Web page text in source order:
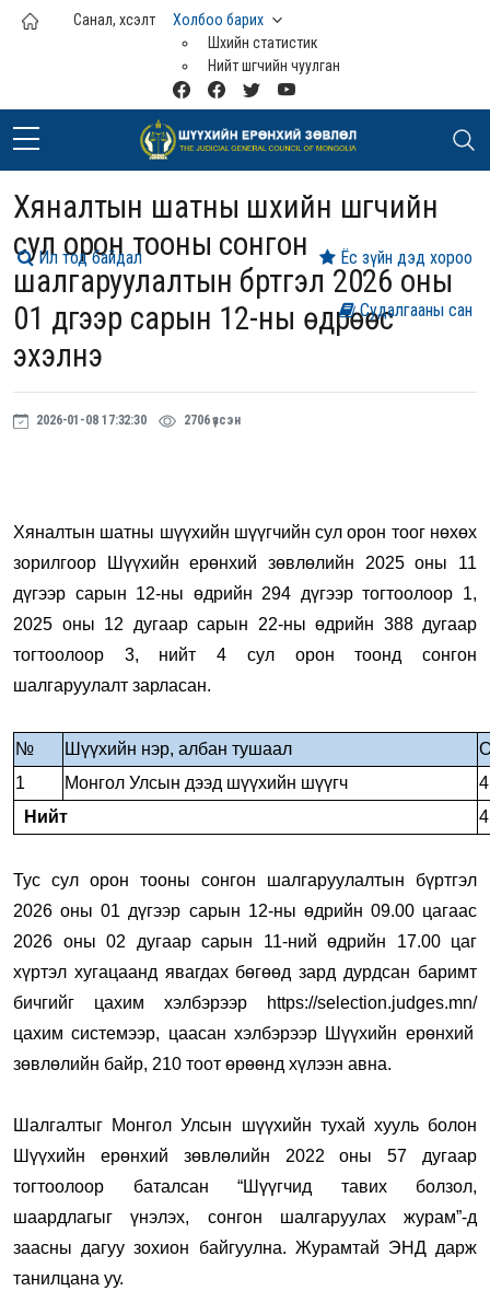
Үндсэн агуулга руу шилжих
Санал, хүсэлт
Холбоо барих
Шүүхийн статистик
Нийт шүүгчийн чуулган
Хяналтын шатны шүүхийн шүүгчийн
сул орон тооны сонгон
шалгаруулалтын бүртгэл 2026 оны
01 дүгээр сарын 12-ны өдрөөс
эхэлнэ
2026-01-08 17:32:30 2706 үзсэн
Хяналтын шатны шүүхийн шүүгчийн сул орон тоог нөхөх
зорилгоор Шүүхийн ерөнхий зөвлөлийн 2025 оны 11
дүгээр сарын 12-ны өдрийн 294 дүгээр тогтоолоор 1,
2025 оны 12 дугаар сарын 22-ны өдрийн 388 дугаар
тогтоолоор 3, нийт 4 сул орон тоонд сонгон
шалгаруулалт зарласан.
№ Шүүхийн нэр, албан тушаал
1
Монгол Улсын дээд шүүхийн шүүгч
4
Нийт
4
Тус сул орон тооны сонгон шалгаруулалтын бүртгэл
2026 оны 01 дүгээр сарын 12-ны өдрийн 09.00 цагаас
2026 оны 02 дугаар сарын 11-ний өдрийн 17.00 цаг
хүртэл хугацаанд явагдах бөгөөд зард дурдсан баримт
бичгийг цахим хэлбэрээр
https://selection.judges.mn/
цахим системээр, цаасан хэлбэрээр Шүүхийн ерөнхий
зөвлөлийн байр, 210 тоот өрөөнд хүлээн авна.
Шалгалтыг Монгол Улсын шүүхийн тухай хууль болон
Шүүхийн ерөнхий зөвлөлийн 2022 оны 57 дугаар
тогтоолоор баталсан “Шүүгчид тавих болзол,
шаардлагыг үнэлэх, сонгон шалгаруулах журам”-д
заасны дагуу зохион байгуулна. Журамтай ЭНД дарж
танилцана уу.
Судалгааны сан
Ёс зүйн дэд хороо
Ил тод байдал